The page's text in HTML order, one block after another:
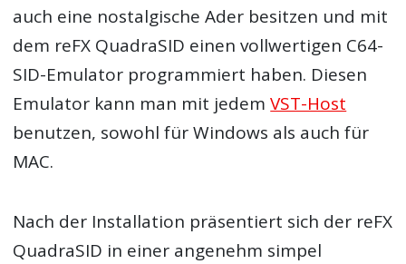
auch eine nostalgische Ader besitzen und mit
dem reFX QuadraSID einen vollwertigen C64-
SID-Emulator programmiert haben. Diesen
Emulator kann man mit jedemVST-Host
benutzen, sowohl für Windows als auch für
MAC.
Nach der Installation präsentiert sich der reFX
QuadraSID in einer angenehm simpel